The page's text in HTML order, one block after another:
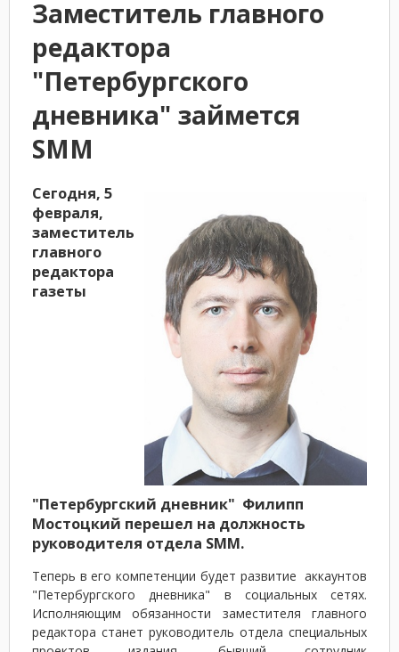
Заместитель главного
редактора
"Петербургского
дневника" займется
SMM
Сегодня, 5
февраля,
заместитель
главного
редактора
газеты
"Петербургский дневник" Филипп
Мостоцкий перешел на должность
руководителя отдела SMM.
Теперь в его компетенции будет развитие аккаунтов
"Петербургского дневника" в социальных сетях.
Исполняющим обязанности заместителя главного
редактора станет руководитель отдела специальных